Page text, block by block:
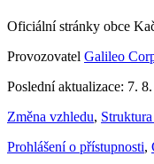
Oficiální stránky obce
Provozovatel Galileo
Poslední aktualizace: 7.
Změna vzhledu,
Prohlášení o přístupnosti,